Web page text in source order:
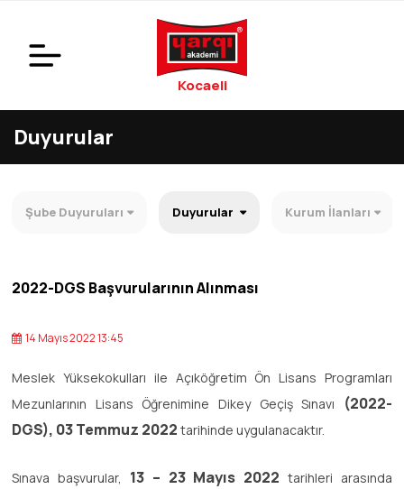
Kocaeli
Duyurular
Şube Duyuruları Duyurular Kurum İlanları
2022-DGS Başvurularının Alınması
14 Mayıs 2022 13:45
Meslek Yüksekokulları ile Açıköğretim Ön Lisans Programları
Mezunlarının Lisans Öğrenimine Dikey Geçiş Sınavı
(2022-
DGS), 03 Temmuz 2022 tarihinde uygulanacaktır.
Sınava başvurular, 13 – 23 Mayıs 2022tarihleri arasında